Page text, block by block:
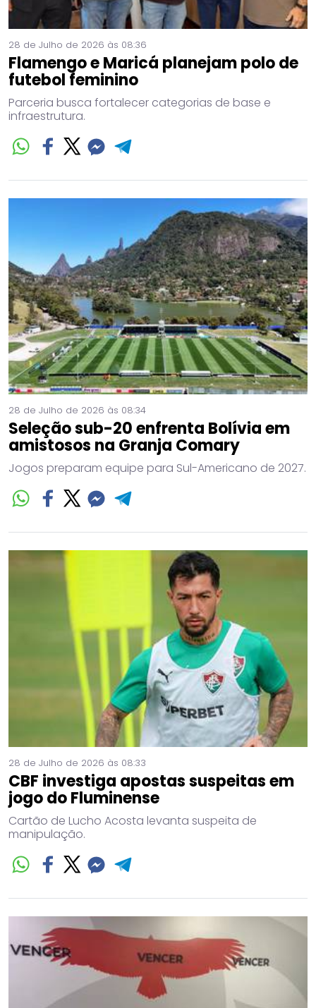
28 de Julho de 2026 às 08:36
Flamengo e Maricá planejam polo de
futebol feminino
Parceria busca fortalecer categorias de base e
infraestrutura.
28 de Julho de 2026 às 08:34
Seleção sub-20 enfrenta Bolívia em
amistosos na Granja Comary
Jogos preparam equipe para Sul-Americano de 2027.
28 de Julho de 2026 às 08:33
CBF investiga apostas suspeitas em
jogo do Fluminense
Cartão de Lucho Acosta levanta suspeita de
manipulação.